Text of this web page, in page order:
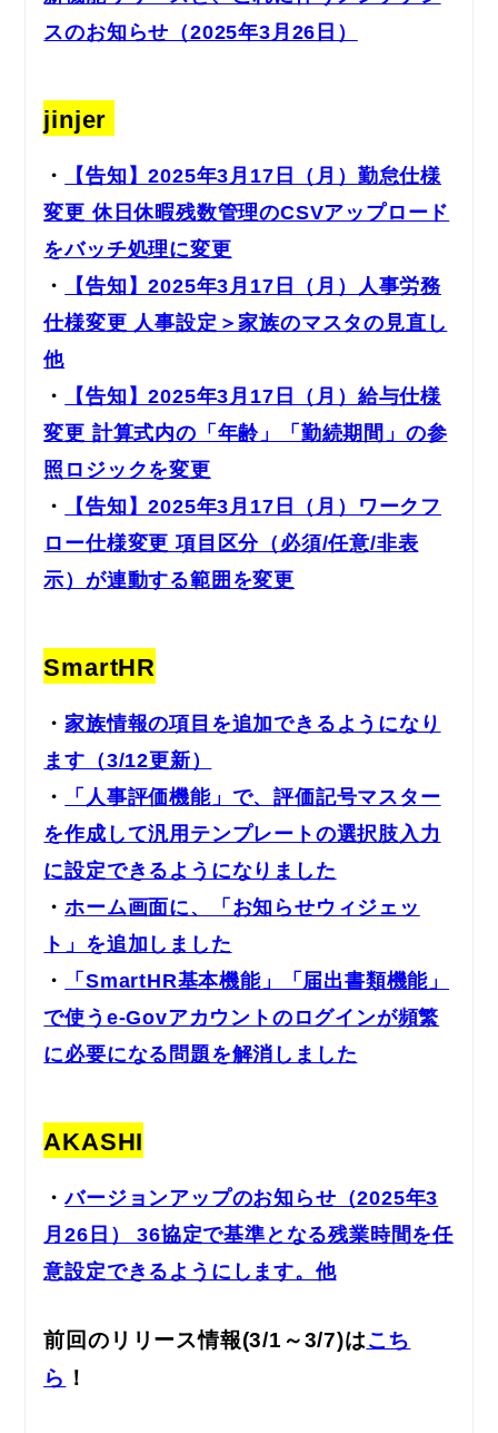
スのお知らせ（2025年3月26日）
jinjer
・
【告知】2025年3月17日（月）勤怠仕様
変更 休日休暇残数管理のCSVアップロード
をバッチ処理に変更
・
【告知】2025年3月17日（月）人事労務
仕様変更 人事設定＞家族のマスタの見直し
他
・
【告知】2025年3月17日（月）給与仕様
変更 計算式内の「年齢」「勤続期間」の参
照ロジックを変更
・
【告知】2025年3月17日（月）ワークフ
ロー仕様変更 項目区分（必須/任意/非表
示）が連動する範囲を変更
SmartHR
・家族情報の項目を追加できるようになり
ます（3/12更新）
・
「人事評価機能」で、評価記号マスター
を作成して汎用テンプレートの選択肢入力
に設定できるようになりました
・ホーム画面に、「お知らせウィジェッ
ト」を追加しました
・
「SmartHR基本機能」「届出書類機能」
で使うe-Govアカウントのログインが頻繁
に必要になる問題を解消しました
AKASHI
・バージョンアップのお知らせ（2025年3
月26日） 36協定で基準となる残業時間を任
意設定できるようにします。他
前回のリリース情報(3/1～3/7)はこち
ら ！